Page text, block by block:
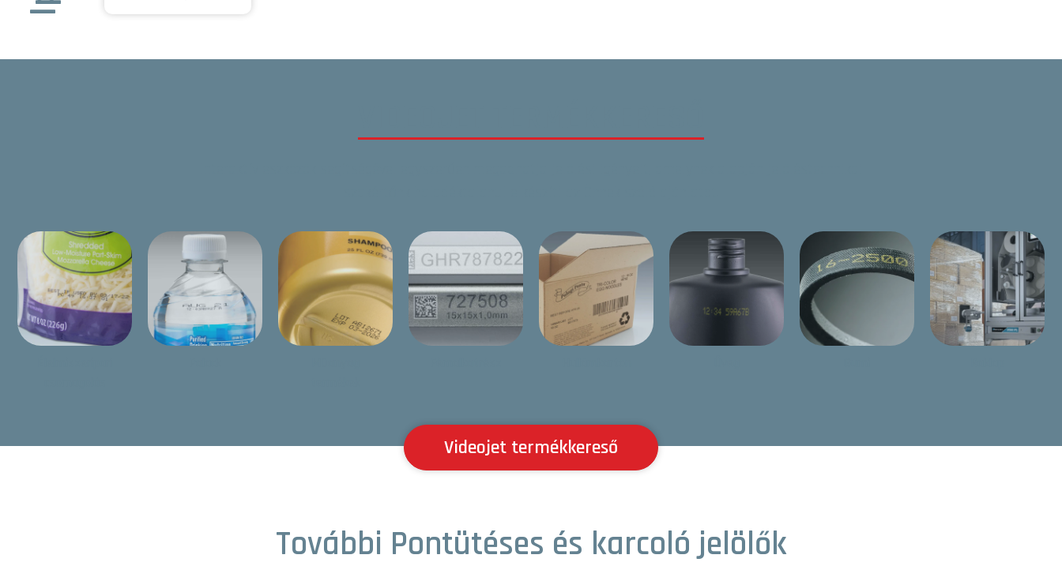
Videojet termékkereső
További Pontütéses és karcoló jelölők